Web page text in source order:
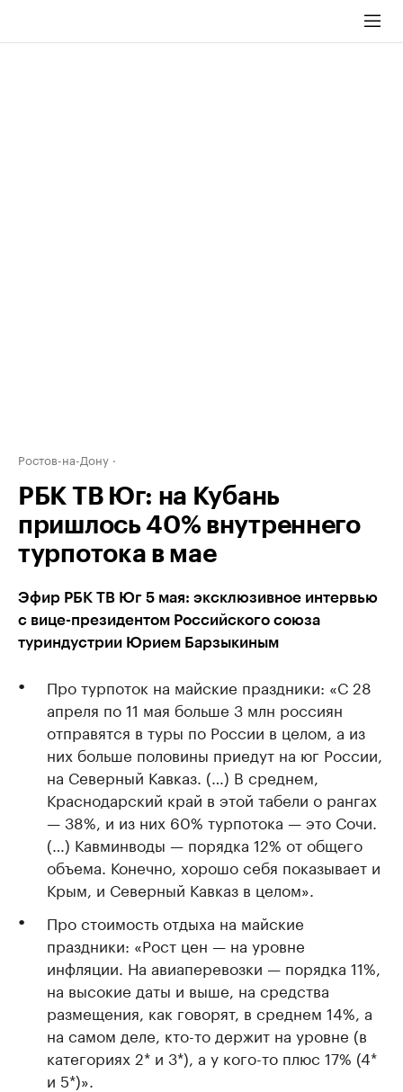
Ростов-на-Дону
РБК ТВ Юг: на Кубань
пришлось 40% внутреннего
турпотока в мае
Эфир РБК ТВ Юг 5 мая: эксклюзивное интервью
с вице-президентом Российского союза
туриндустрии Юрием Барзыкиным
Про турпоток на майские праздники: «С 28
апреля по 11 мая больше 3 млн россиян
отправятся в туры по России в целом, а из
них больше половины приедут на юг России,
на Северный Кавказ. (…) В среднем,
Краснодарский край в этой табели о рангах
— 38%, и из них 60% турпотока — это Сочи.
(…) Кавминводы — порядка 12% от общего
объема. Конечно, хорошо себя показывает и
Крым, и Северный Кавказ в целом».
Про стоимость отдыха на майские
праздники: «Рост цен — на уровне
инфляции. На авиаперевозки — порядка 11%,
на высокие даты и выше, на средства
размещения, как говорят, в среднем 14%, а
на самом деле, кто-то держит на уровне (в
категориях 2* и 3*), а у кого-то плюс 17% (4*
и 5*)».